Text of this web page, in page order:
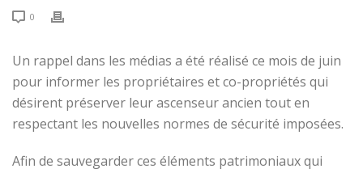
0
Un rappel dans les médias a été réalisé ce mois de juin
pour informer les propriétaires et co-propriétés qui
désirent préserver leur ascenseur ancien tout en
respectant les nouvelles normes de sécurité imposées.
Afin de sauvegarder ces éléments patrimoniaux qui